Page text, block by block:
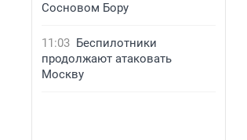
Сосновом Бору
11:03 Беспилотники
продолжают атаковать
Москву